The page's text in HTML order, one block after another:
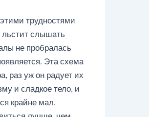
трудностями
слышать
не пробралась
Эта схема
раз уж он радует их
и сладкое тело, и
крайне мал.